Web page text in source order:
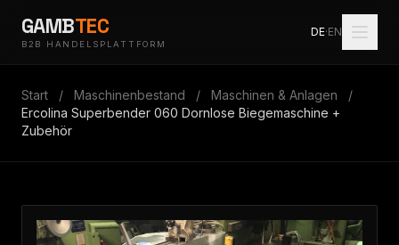
GAMBTEC
B2B HANDELSPLATTFORM
DE·EN
Start / Maschinenbestand / Maschinen & Anlagen
/
Ercolina Superbender 060 Dornlose Biegemaschine +
Zubehör